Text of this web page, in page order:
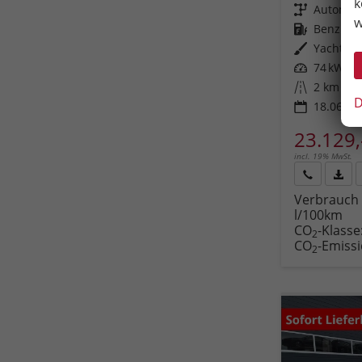
Getriebe
Kraftstoff Benzin
Außenfarbe
Leistung 74 kW
Kilometerstand 2 km
incl. 19% MwSt.
anfordern
l/100km
CO2-Klasse:
CO2-